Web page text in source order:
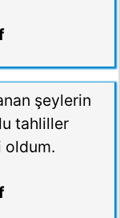
şeylerin
tahliller
oldum.